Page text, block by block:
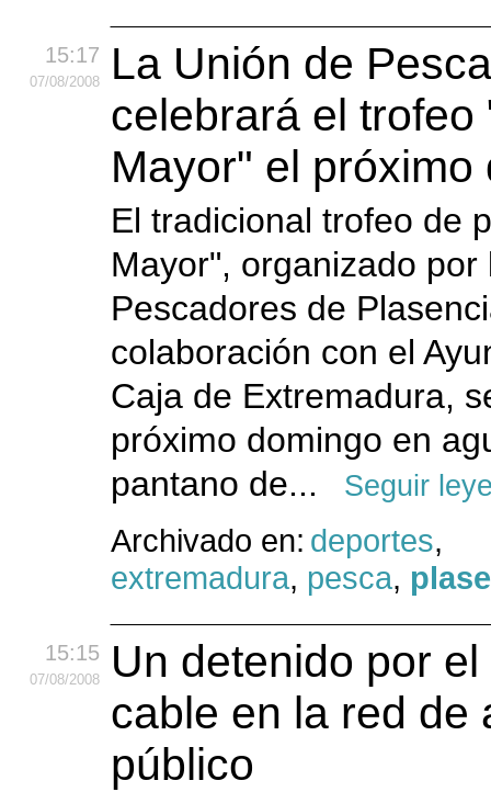
15:17
07/08/2008
La Unión de
celebrará el trofeo
Mayor" el próximo
El tradicional trofeo de
Mayor", organizado por
Pescadores de
colaboración con el
Caja de Extremadura,
próximo domingo en
pantano de...
Seguir
Archivado en: deportes,
extremadura, pesca,
15:15
07/08/2008
Un detenido por
cable en la red de
público